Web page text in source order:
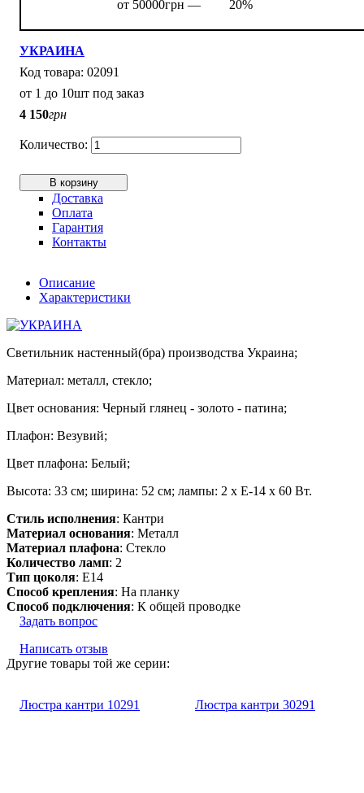
от 50000грн —
20%
УКРАИНА
02091
от 1 до 10шт под заказ
4 150грн
В корзину
Доставка
Оплата
Гарантия
Контакты
Описание
Характеристики
Светильник настенный(бра) производства Украина;
Материал: металл, стекло;
Цвет основания: Черный глянец - золото - патина;
Плафон: Везувий;
Цвет плафона: Белый;
Высота: 33 см; ширина: 52 см; лампы: 2 х Е-14 х 60 Вт.
Стиль исполнения: Кантри
Материал основания: Металл
Материал плафона: Стекло
Количество ламп: 2
Тип цоколя: E14
Способ крепления: На планку
Способ подключения: К общей проводке
Задать вопрос
Написать отзыв
Другие товары той же серии:
Люстра кантри 10291 Люстра кантри 30291